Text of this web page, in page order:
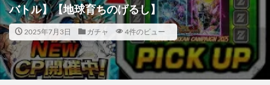
バトル】【地球育ちのげるし】
2025年7月3日 ガチャ 4件のビュー